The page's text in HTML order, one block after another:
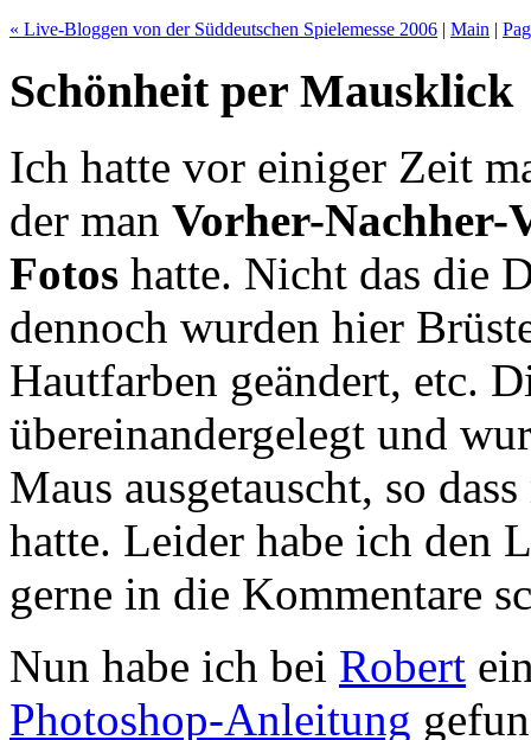
« Live-Bloggen von der Süddeutschen Spielemesse 2006 | Main |
Schönheit per Mausklick
Ich hatte vor einiger Zeit
der man Vorher-Nachher-
Fotos hatte. Nicht das die
dennoch wurden hier
Hautfarben geändert, etc.
übereinandergelegt und
Maus ausgetauscht, so
hatte. Leider habe ich den
gerne in die Kommentare
Nun habe ich bei Robert
Photoshop-Anleitung